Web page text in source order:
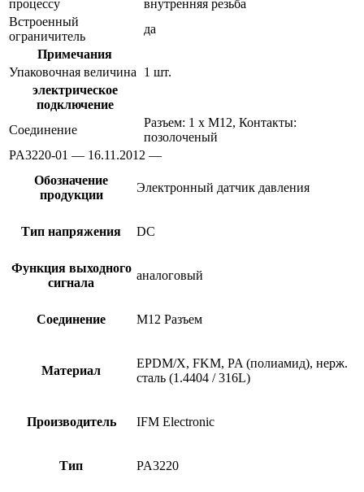
процессу
внутренняя резьба
Встроенный
ограничитель
да
Примечания
Упаковочная величина
1 шт.
электрическое
подключение
Соединение
Разъем: 1 x M12, Контакты:
позолоченый
PA3220-01 — 16.11.2012 —
Обозначение
продукции
Электронный датчик давления
Тип напряжения DC
Функция выходного
сигнала
аналоговый
Соединение M12 Разъем
Материал
EPDM/X, FKM, PA (полиамид), нерж.
сталь (1.4404 / 316L)
Производитель IFM Electronic
Тип PA3220